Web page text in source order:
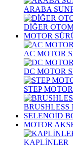
ARABA
DİĞER
MOTOR
AC MOTOR
DC MOTOR
STEP
BRUSHLESS
SELENOİD
MOTOR
KAPLİNLER